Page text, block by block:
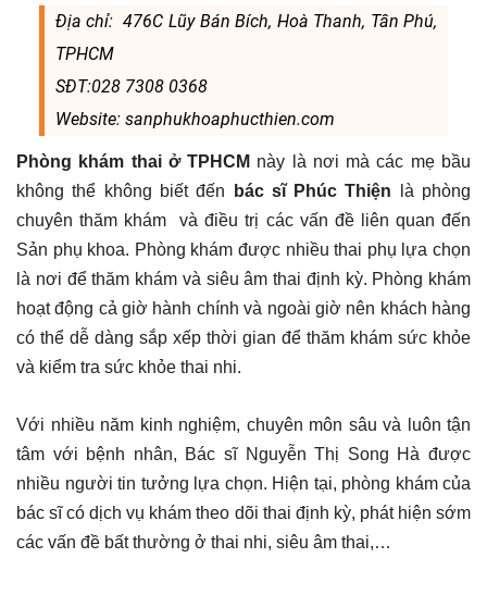
Địa chỉ: 476C Lũy Bán Bích, Hoà Thanh, Tân Phú,
TPHCM
SĐT:028 7308 0368
Website: sanphukhoaphucthien.com
Phòng khám thai ở TPHCM này là nơi mà các mẹ bầu
không thể không biết đến
bác sĩ Phúc Thiện là phòng
chuyên thăm khám và điều trị các vấn đề liên quan đến
Sản phụ khoa. Phòng khám được nhiều thai phụ lựa chọn
là nơi để thăm khám và siêu âm thai định kỳ. Phòng khám
hoạt động cả giờ hành chính và ngoài giờ nên khách hàng
có thể dễ dàng sắp xếp thời gian để thăm khám sức khỏe
và kiểm tra sức khỏe thai nhi.
Với nhiều năm kinh nghiệm, chuyên môn sâu và luôn tận
tâm với bệnh nhân, Bác sĩ Nguyễn Thị Song Hà được
nhiều người tin tưởng lựa chọn. Hiện tại, phòng khám của
bác sĩ có dịch vụ khám theo dõi thai định kỳ, phát hiện sớm
các vấn đề bất thường ở thai nhi, siêu âm thai,…